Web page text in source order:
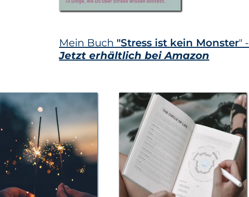
Mein Buch "Stress ist kein Monster" -
Jetzt erhältlich bei Amazon